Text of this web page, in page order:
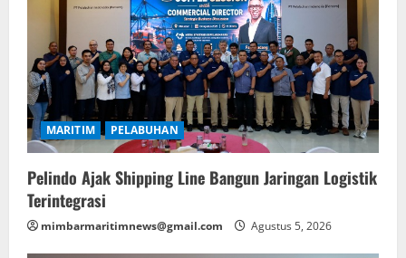
MARITIM PELABUHAN
Pelindo Ajak Shipping Line Bangun Jaringan Logistik
Terintegrasi
mimbarmaritimnews@gmail.com Agustus 5, 2026